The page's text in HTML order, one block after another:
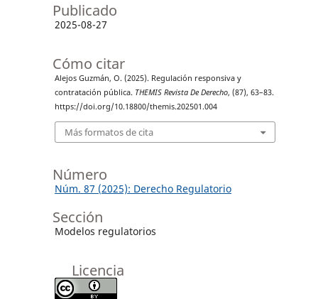
Publicado
2025-08-27
Cómo citar
Alejos Guzmán, O. (2025). Regulación responsiva y
contratación pública. THEMIS Revista De Derecho, (87), 63–83.
https://doi.org/10.18800/themis.202501.004
Más formatos de cita
Número
Núm. 87 (2025): Derecho Regulatorio
Sección
Modelos regulatorios
Licencia